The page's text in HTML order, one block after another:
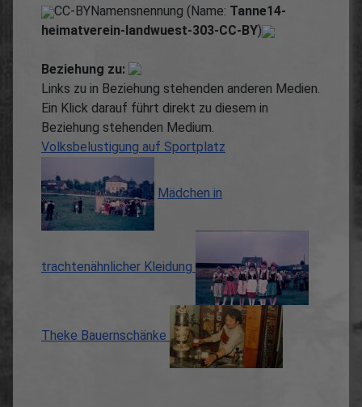
CC-BYNamensnennung (Name: Tanne14-
heimatverein-landwuest-303-CC-BY)
Beziehung zu:
Links zu in Beziehung stehenden anderen Medien.
Ein Klick darauf führt direkt zu diesem in
Beziehung stehenden Medium.
Volksbelustigung auf Sportplatz
Mädchen in
trachtenähnlicher Kleidung
Theke Bauernschänke